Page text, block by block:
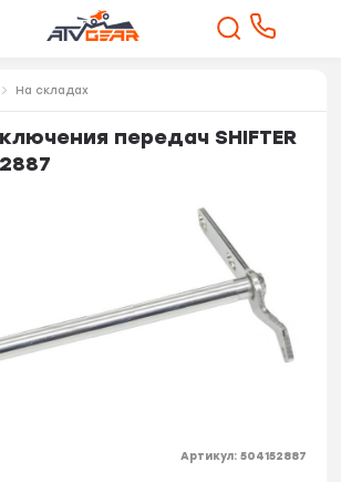
На складах
передач SHIFTER
Артикул:504152887